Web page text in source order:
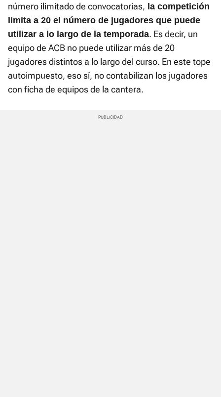
número ilimitado de convocatorias, la competición
limita a 20 el número de jugadores que puede
utilizar a lo largo de la temporada. Es decir, un
equipo de ACB no puede utilizar más de 20
jugadores distintos a lo largo del curso. En este tope
autoimpuesto, eso sí, no contabilizan los jugadores
con ficha de equipos de la cantera.